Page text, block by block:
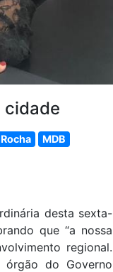
cidade
MDB
desta sexta-
que “a nossa
regional.
órgão do Governo